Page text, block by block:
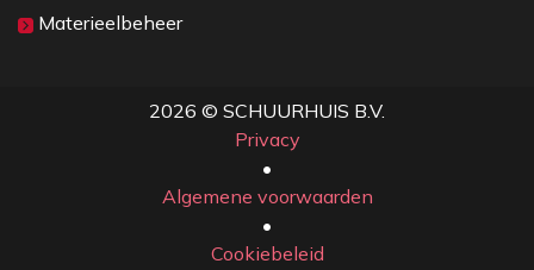
Materieelbeheer
2026 © SCHUURHUIS B.V.
Privacy
​• ​
Algemene voorwaarden
•
Cookiebeleid